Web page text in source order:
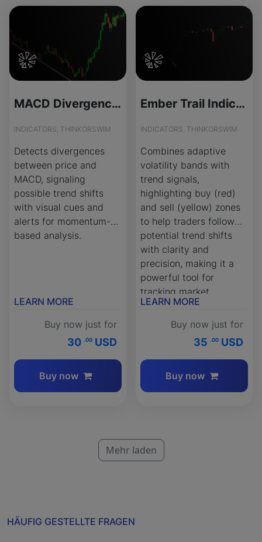
MACD Divergence Spotter for ThinkOrSwim
INDICATORS, THINKORSWIM
Detects divergences
between price and
MACD, signaling
possible trend shifts
with visual cues and
alerts for momentum-
based analysis.
LEARN MORE
Buy now just for
30 .00 USD
Buy now
Ember Trail Indicator for ThinkOrSwim
INDICATORS, THINKORSWIM
Combines adaptive
volatility bands with
trend signals,
highlighting buy (red)
and sell (yellow) zones
to help traders follow
potential trend shifts
with clarity and
precision, making it a
powerful tool for
tracking market
momentum.
LEARN MORE
Buy now just for
35 .00 USD
Buy now
Mehr laden
HÄUFIG GESTELLTE FRAGEN